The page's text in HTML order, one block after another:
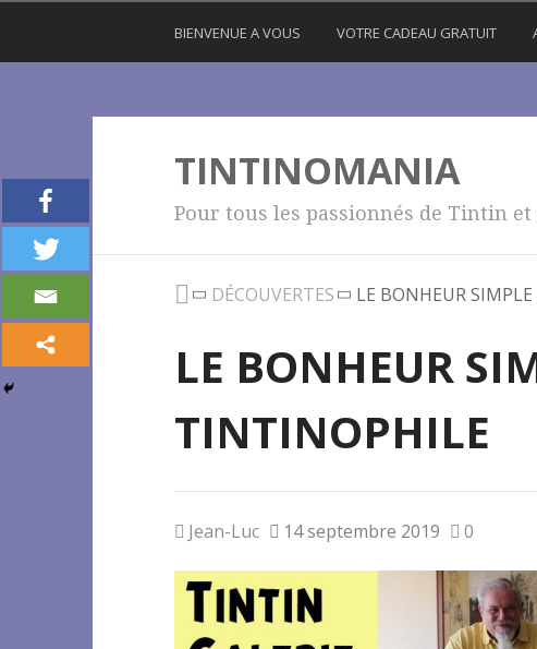
BIENVENUE A VOUS VOTRE CADEAU GRATUIT
TINTINOMANIA
Pour tous les passionnés de Tintin et
DÉCOUVERTES LE BONHEUR
LE BONHEUR
TINTINOPHILE
Jean-Luc 14 septembre 2019 0